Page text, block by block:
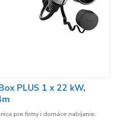
PLUS 1 x 22 kW,
pre firmy i domáce nabíjanie.